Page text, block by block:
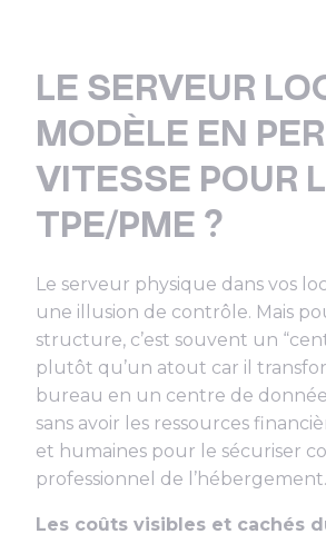
LE SERVEUR
MODÈLE EN
VITESSE POUR
TPE/PME ?
Le serveur physique dans vos
une illusion de contrôle. Mais
structure, c’est souvent un
plutôt qu’un atout car il
bureau en un centre de
sans avoir les ressources
et humaines pour le sécuriser
professionnel de l’hébergement.
Les coûts visibles et cachés